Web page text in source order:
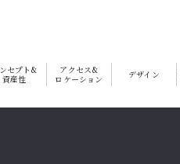
セプト&
資産性
アクセス&
ロケーション
デザイン